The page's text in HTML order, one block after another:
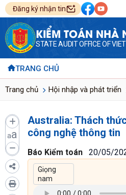
Đăng ký nhận tin
KIỂM TOÁN NHÀ
STATE AUDIT OFFICE OF
TRANG CHỦ
Trang chủ Hội nhập và phát triển
aa
Australia: Thách
công nghệ thông tin
Báo Kiểm toán 20/05/